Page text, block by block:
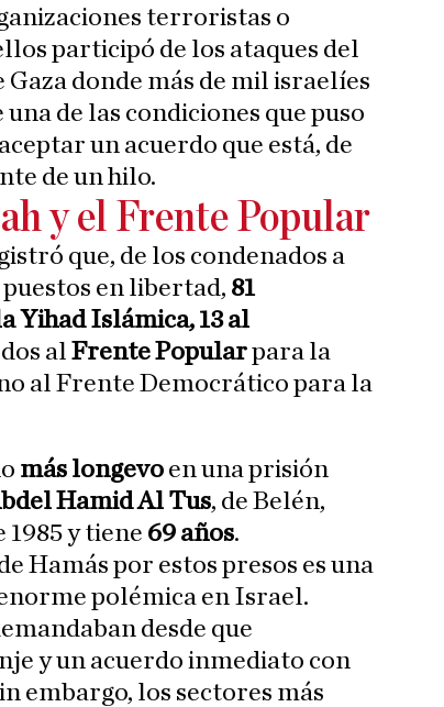
terroristas o
participó de los ataques del
Gaza donde más de mil israelíes
de las condiciones que puso
un acuerdo que está, de
de un hilo.
y el Frente Popular
que, de los condenados a
en libertad, 81
Yihad Islámica, 13 al
al Frente Popularpara la
al Frente Democrático para la
más longevo en una prisión
Hamid Al Tus, de Belén,
y tiene 69 años.
Hamás por estos presos es una
polémica en Israel.
desde que
y un acuerdo inmediato con
embargo, los sectores más